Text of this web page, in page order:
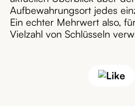
Aufbewahrungsort jedes
Ein echter Mehrwert also,
Vielzahl von Schlüsseln